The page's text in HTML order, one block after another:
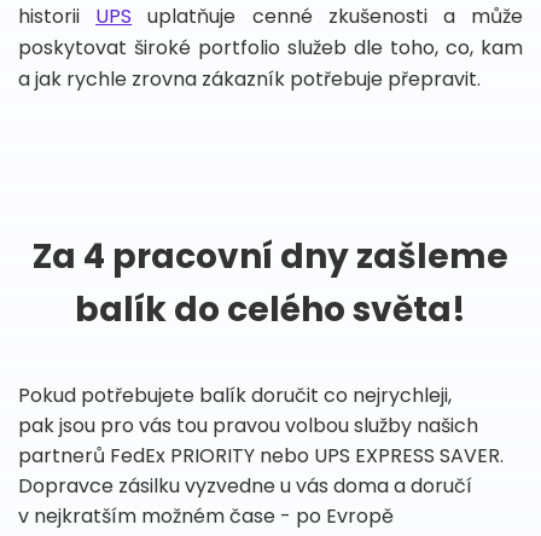
historii UPS uplatňuje cenné zkušenosti a může
poskytovat široké portfolio služeb dle toho, co, kam
a jak rychle zrovna zákazník potřebuje přepravit.
Za 4 pracovní dny zašleme
balík do celého světa!
Pokud potřebujete balík doručit co nejrychleji,
pak jsou pro vás tou pravou volbou služby našich
partnerů FedEx PRIORITY nebo UPS EXPRESS SAVER.
Dopravce zásilku vyzvedne u vás doma a doručí
v nejkratším možném čase - po Evropě